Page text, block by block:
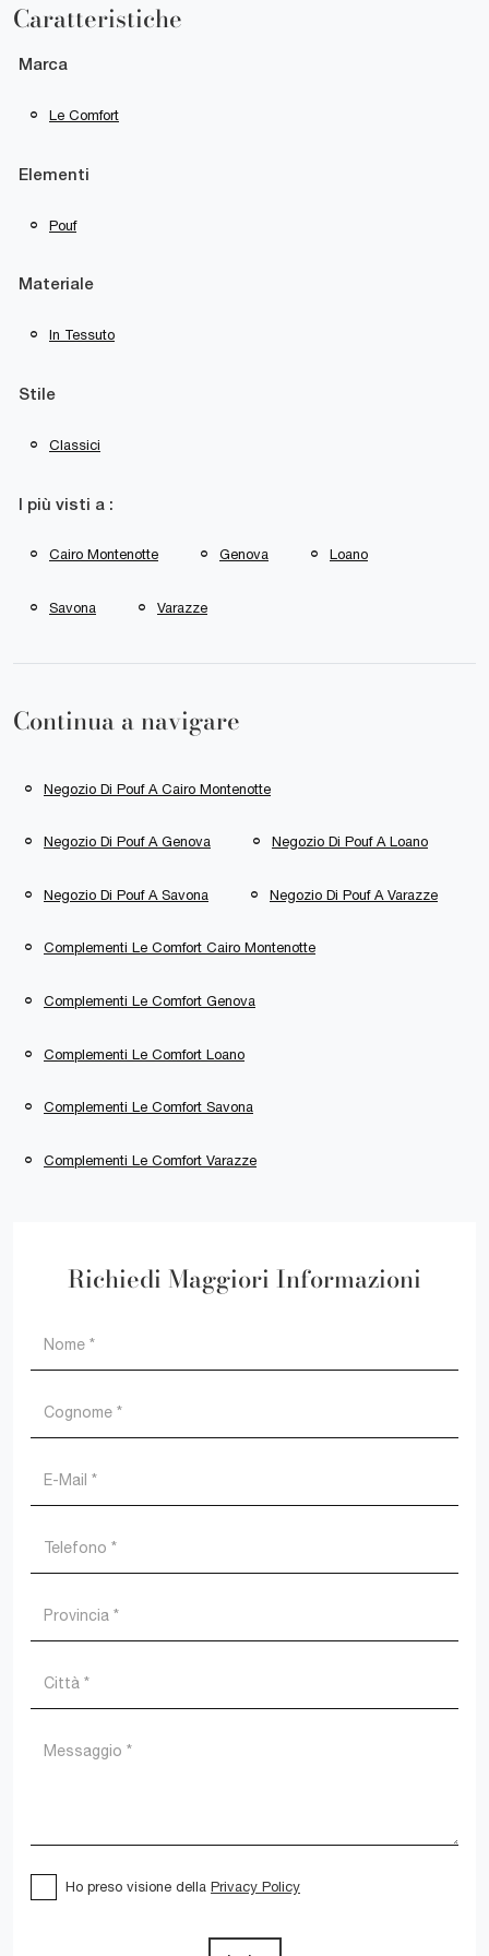
Caratteristiche
Marca
Le Comfort
Elementi
Pouf
Materiale
In Tessuto
Stile
Classici
I più visti a :
Cairo Montenotte Genova Loano
Savona Varazze
Continua a navigare
Negozio Di Pouf A Cairo Montenotte
Negozio Di Pouf A Genova Negozio Di Pouf A Loano
Negozio Di Pouf A Savona Negozio Di Pouf A Varazze
Complementi Le Comfort Cairo Montenotte
Complementi Le Comfort Genova
Complementi Le Comfort Loano
Complementi Le Comfort Savona
Complementi Le Comfort Varazze
Richiedi Maggiori Informazioni
Ho preso visione della Privacy Policy